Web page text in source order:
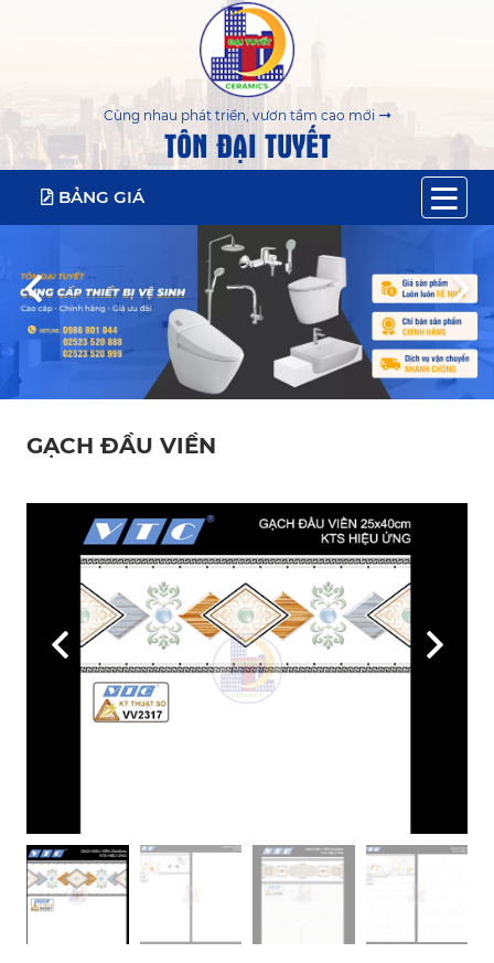
Cùng nhau phát triển, vươn tầm cao mới
TÔN ĐẠI TUYẾT
BẢNG GIÁ
GẠCH ĐẦU VIỀN